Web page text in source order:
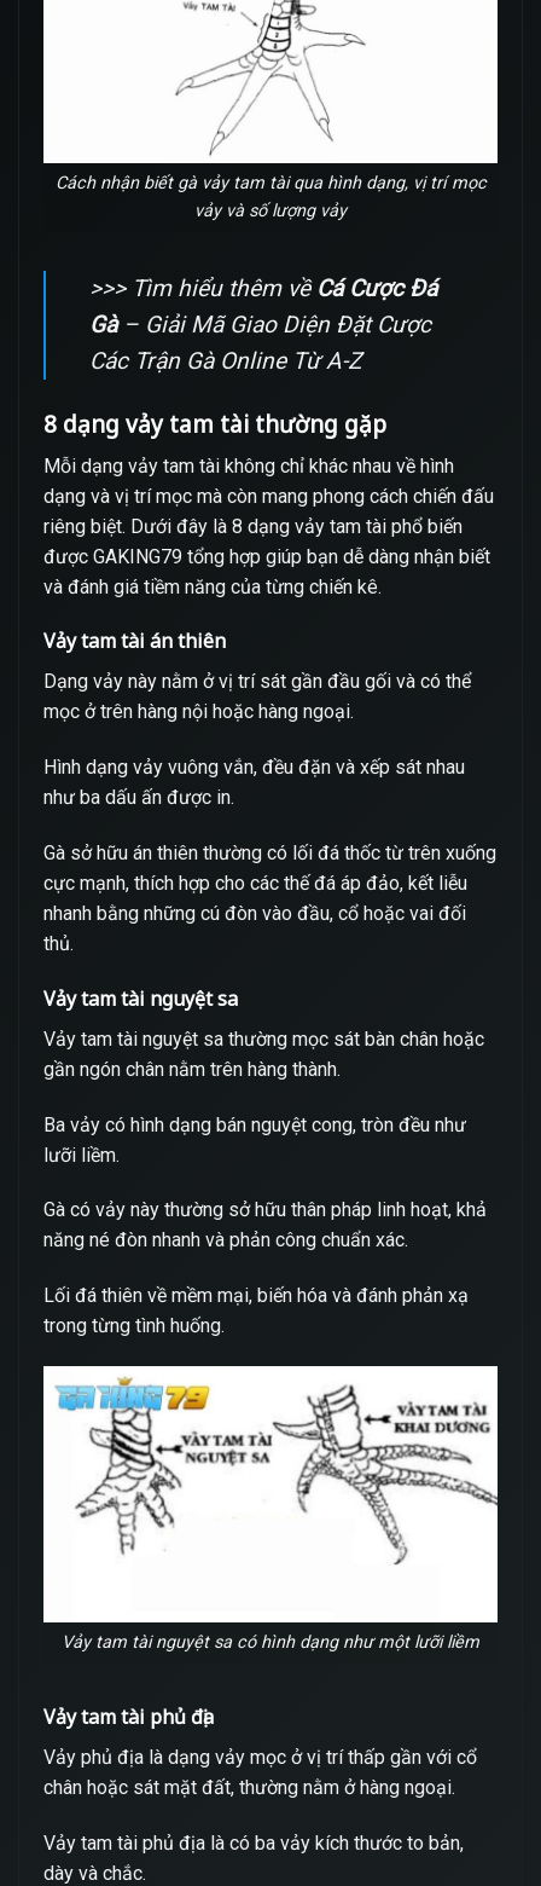
Cách nhận biết gà vảy tam tài qua hình dạng, vị trí mọc
vảy và số lượng vảy
>>> Tìm hiểu thêm về Cá Cược Đá
Gà– Giải Mã Giao Diện Đặt Cược
Các Trận Gà Online Từ A-Z
8 dạng vảy tam tài thường gặp
Mỗi dạng vảy tam tài không chỉ khác nhau về hình
dạng và vị trí mọc mà còn mang phong cách chiến đấu
riêng biệt. Dưới đây là 8 dạng vảy tam tài phổ biến
được GAKING79 tổng hợp giúp bạn dễ dàng nhận biết
và đánh giá tiềm năng của từng chiến kê.
Vảy tam tài án thiên
Dạng vảy này nằm ở vị trí sát gần đầu gối và có thể
mọc ở trên hàng nội hoặc hàng ngoại.
Hình dạng vảy vuông vắn, đều đặn và xếp sát nhau
như ba dấu ấn được in.
Gà sở hữu án thiên thường có lối đá thốc từ trên xuống
cực mạnh, thích hợp cho các thế đá áp đảo, kết liễu
nhanh bằng những cú đòn vào đầu, cổ hoặc vai đối
thủ.
Vảy tam tài nguyệt sa
Vảy tam tài nguyệt sa thường mọc sát bàn chân hoặc
gần ngón chân nằm trên hàng thành.
Ba vảy có hình dạng bán nguyệt cong, tròn đều như
lưỡi liềm.
Gà có vảy này thường sở hữu thân pháp linh hoạt, khả
năng né đòn nhanh và phản công chuẩn xác.
Lối đá thiên về mềm mại, biến hóa và đánh phản xạ
trong từng tình huống.
Vảy tam tài nguyệt sa có hình dạng như một lưỡi liềm
Vảy tam tài phủ địa
Vảy phủ địa là dạng vảy mọc ở vị trí thấp gần với cổ
chân hoặc sát mặt đất, thường nằm ở hàng ngoại.
Vảy tam tài phủ địa là có ba vảy kích thước to bản,
dày và chắc.